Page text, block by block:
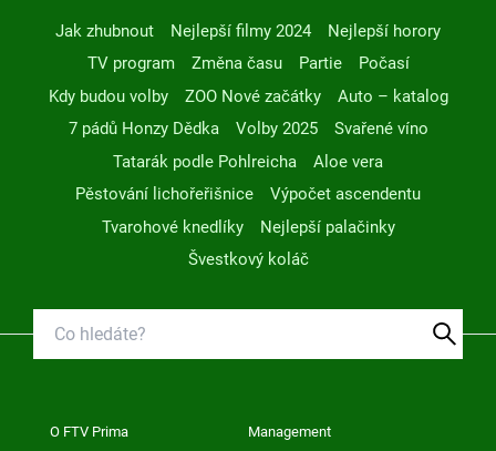
Jak zhubnout Nejlepší filmy 2024
Nejlepší horory
TV program
Změna času Partie
Počasí
Kdy budou volby
ZOO Nové začátky
Auto – katalog
7 pádů Honzy Dědka
Volby 2025
Svařené víno
Tatarák podle Pohlreicha
Aloe vera
Pěstování lichořeřišnice
Výpočet ascendentu
Tvarohové knedlíky
Nejlepší palačinky
Švestkový koláč
O FTV Prima Management